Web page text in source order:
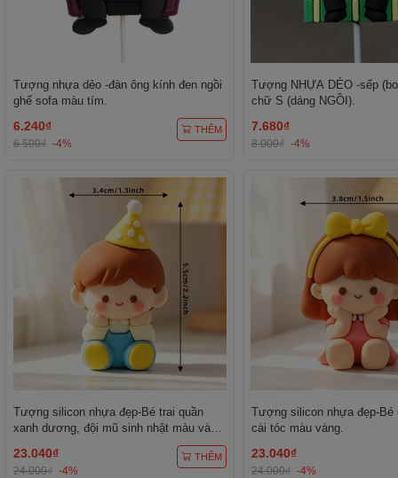
Tượng nhựa dẻo -đàn ông kính đen ngồi
ghế sofa màu tím.
6.240₫
6.500₫ -4%
THÊM
Tượng NHỰA DẺO -sếp
chữ S (dáng NGỒI).
7.680₫
8.000₫ -4%
Tượng silicon nhựa đẹp-Bé trai quần
xanh dương, đội mũ sinh nhật màu vàng
23.040₫
24.000₫ -4%
THÊM
Tượng silicon nhựa đẹp-Bé
cài tóc màu vàng.
23.040₫
24.000₫ -4%